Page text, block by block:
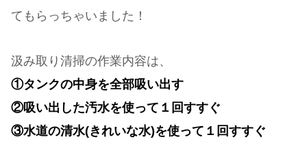
てもらっちゃいました！
汲み取り清掃の作業内容は、
①タンクの中身を全部吸い出す
②吸い出した汚水を使って１回すすぐ
③水道の清水(きれいな水)を使って１回すすぐ